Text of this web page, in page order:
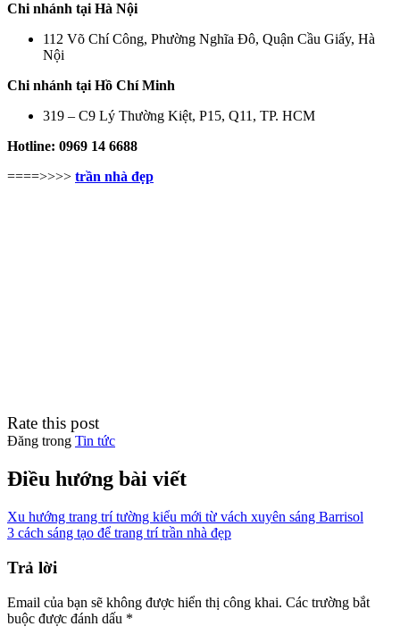
Chi nhánh tại Hà Nội
112 Võ Chí Công, Phường Nghĩa Đô, Quận Cầu Giấy, Hà
Nội
Chi nhánh tại Hồ Chí Minh
319 – C9 Lý Thường Kiệt, P15, Q11, TP. HCM
Hotline: 0969 14 6688
====>>>> trần nhà đẹp
Rate this post
Đăng trong Tin tức
Điều hướng bài viết
Xu hướng trang trí tường kiểu mới từ vách xuyên sáng Barrisol
3 cách sáng tạo để trang trí trần nhà đẹp
Trả lời
Email của bạn sẽ không được hiển thị công khai. Các trường bắt
buộc được đánh dấu *